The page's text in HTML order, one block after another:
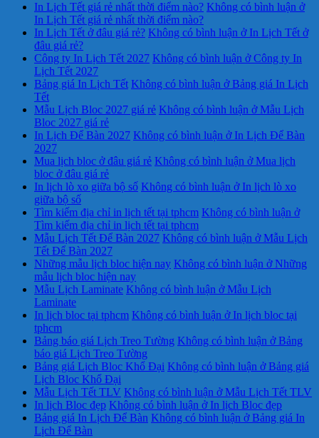
In Lịch Tết giá rẻ nhất thời điểm nào? Không có bình luận ở
In Lịch Tết giá rẻ nhất thời điểm nào?
In Lịch Tết ở đâu giá rẻ? Không có bình luận ở In Lịch Tết ở
đâu giá rẻ?
Công ty In Lịch Tết 2027 Không có bình luận ở Công ty In
Lịch Tết 2027
Bảng giá In Lịch Tết Không có bình luận ở Bảng giá In Lịch
Tết
Mẫu Lịch Bloc 2027 giá rẻ Không có bình luận ở Mẫu Lịch
Bloc 2027 giá rẻ
In Lịch Để Bàn 2027 Không có bình luận ở In Lịch Để Bàn
2027
Mua lịch bloc ở đâu giá rẻ Không có bình luận ở Mua lịch
bloc ở đâu giá rẻ
In lịch lò xo giữa bộ số Không có bình luận ở In lịch lò xo
giữa bộ số
Tìm kiếm địa chỉ in lịch tết tại tphcm Không có bình luận ở
Tìm kiếm địa chỉ in lịch tết tại tphcm
Mẫu Lịch Tết Để Bàn 2027 Không có bình luận ở Mẫu Lịch
Tết Để Bàn 2027
Những mẫu lịch bloc hiện nay Không có bình luận ở Những
mẫu lịch bloc hiện nay
Mẫu Lịch Laminate Không có bình luận ở Mẫu Lịch
Laminate
In lịch bloc tại tphcm Không có bình luận ở In lịch bloc tại
tphcm
Bảng báo giá Lịch Treo Tường Không có bình luận ở Bảng
báo giá Lịch Treo Tường
Bảng giá Lịch Bloc Khổ Đại Không có bình luận ở Bảng giá
Lịch Bloc Khổ Đại
Mẫu Lịch Tết TLV Không có bình luận ở Mẫu Lịch Tết TLV
In lịch Bloc đẹp Không có bình luận ở In lịch Bloc đẹp
Bảng giá In Lịch Để Bàn Không có bình luận ở Bảng giá In
Lịch Để Bàn